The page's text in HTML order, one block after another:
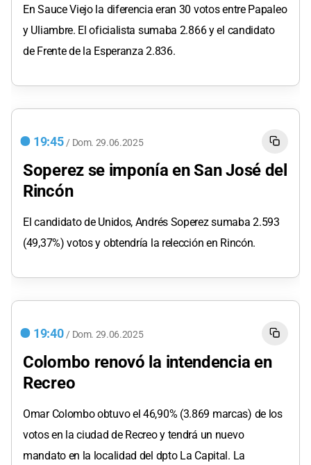
En Sauce Viejo la diferencia eran 30 votos entre Papaleo
y Uliambre. El oficialista sumaba 2.866 y el candidato
de Frente de la Esperanza 2.836.
19:45 / Dom. 29.06.2025
Soperez se imponía en San José del
Rincón
El candidato de Unidos, Andrés Soperez sumaba 2.593
(49,37%) votos y obtendría la relección en Rincón.
19:40 / Dom. 29.06.2025
Colombo renovó la intendencia en
Recreo
Omar Colombo obtuvo el 46,90% (3.869 marcas) de los
votos en la ciudad de Recreo y tendrá un nuevo
mandato en la localidad del dpto La Capital. La